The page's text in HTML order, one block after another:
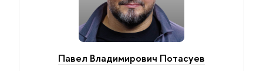
Павел Владимирович Потасуев